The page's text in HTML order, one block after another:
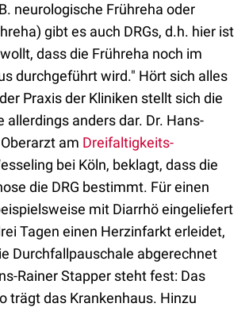
neurologische Frühreha oder
gibt es auch DRGs, d.h. hier ist
dass die Frühreha noch im
durchgeführt wird." Hört sich alles
Praxis der Kliniken stellt sich die
allerdings anders dar. Dr. Hans-
am Dreifaltigkeits-
bei Köln, beklagt, dass die
die DRG bestimmt. Für einen
mit Diarrhö eingeliefert
Tagen einen Herzinfarkt erleidet,
Durchfallpauschale abgerechnet
Rainer Stapper steht fest: Das
trägt das Krankenhaus. Hinzu